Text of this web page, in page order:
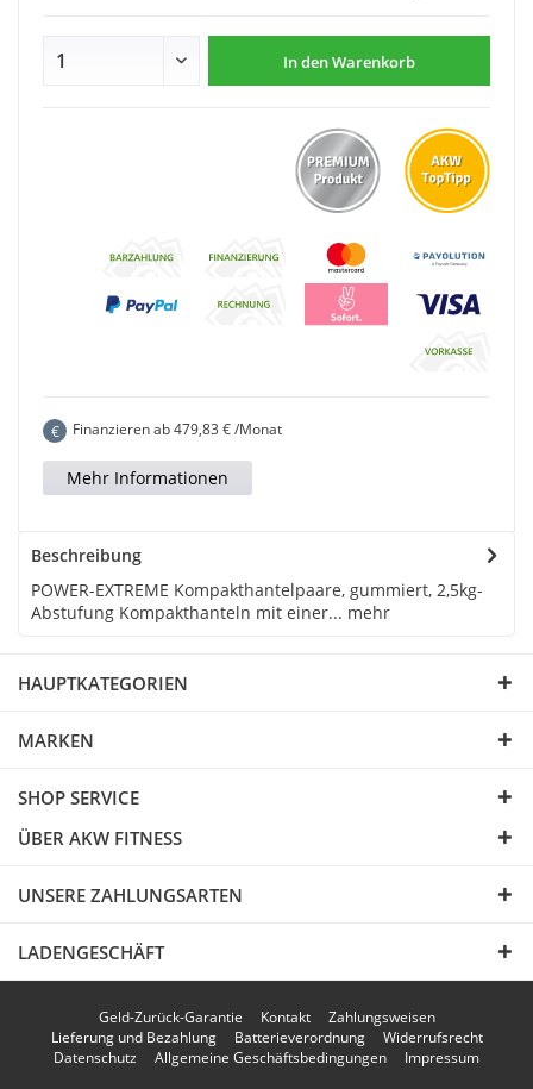
In denWarenkorb
€ Finanzieren ab479,83 € /Monat
Mehr Informationen
Beschreibung
POWER-EXTREME Kompakthantelpaare, gummiert, 2,5kg-
Abstufung Kompakthanteln mit einer... mehr
HAUPTKATEGORIEN
MARKEN
SHOP SERVICE
ÜBER AKW FITNESS
UNSERE ZAHLUNGSARTEN
LADENGESCHÄFT
Geld-Zurück-Garantie Kontakt
Zahlungsweisen
Lieferung und Bezahlung
Batterieverordnung
Widerrufsrecht
Datenschutz
Allgemeine Geschäftsbedingungen Impressum